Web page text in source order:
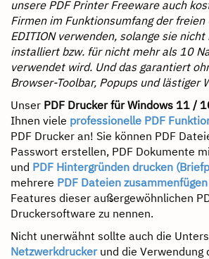
unsere PDF Printer Freeware auch
Firmen im Funktionsumfang der freien
EDITION verwenden, solange sie
installiert bzw. für nicht mehr als 10
verwendet wird. Und das garantiert
Browser-Toolbar, Popups und lästiger
Unser PDF Drucker für Windows 11 /
Ihnen viele professionelle PDF
PDF Drucker an! Sie können PDF
Passwort erstellen, PDF Dokumente
und PDF Hintergründen drucken
mehrere PDF Dateien zusammenfügen
Features dieser außergewöhnlichen
Druckersoftware zu nennen.
Nicht unerwähnt sollte auch die
Netzwerkdruckerund die Verwendung